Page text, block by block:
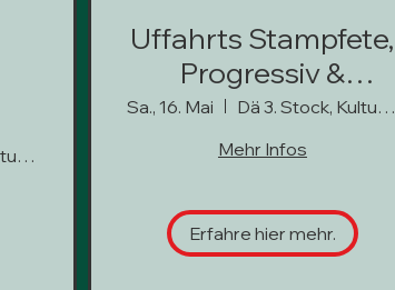
Dä 3. Stock, Kultur hoch 3
Uffahrts Stampfete,
Progressiv &
Psytrance
Sa., 16. Mai
Dä 3. Stock, Kultur hoch 3
Mehr Infos
Erfahre hier mehr.